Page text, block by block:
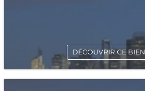
DÉCOUVRIR CE BIEN